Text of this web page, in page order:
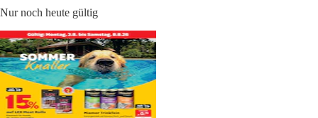
Nur noch heute gültig